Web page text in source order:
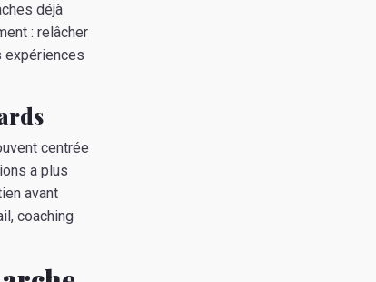
déjà
: relâcher
expériences
centrée
a plus
avant
coaching